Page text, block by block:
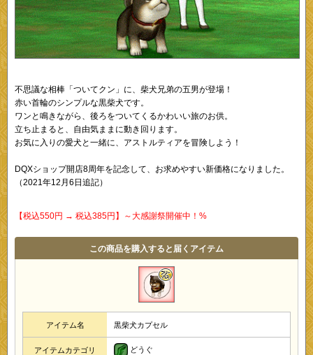
不思議な相棒「ついてクン」に、柴犬兄弟の五男が登場！
赤い首輪のシンプルな黒柴犬です。
ワンと鳴きながら、後ろをついてくるかわいい旅のお供。
立ち止まると、自由気ままに動き回ります。
お気に入りの愛犬と一緒に、アストルティアを冒険しよう！
DQXショップ開店8周年を記念して、お求めやすい新価格になりました。
（2021年12月6日追記）
【税込550円 → 税込385円】～大感謝祭開催中！%
この商品を購入すると届くアイテム
アイテム名 黒柴犬カプセル
アイテムカテゴリ どうぐ